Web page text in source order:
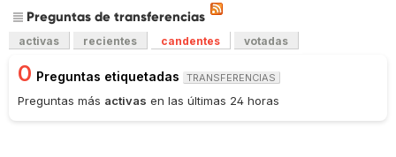
Preguntas de transferencias
activas recientes candentes votadas
0 Preguntas etiquetadas TRANSFERENCIAS
Preguntas más activas en las últimas 24 horas